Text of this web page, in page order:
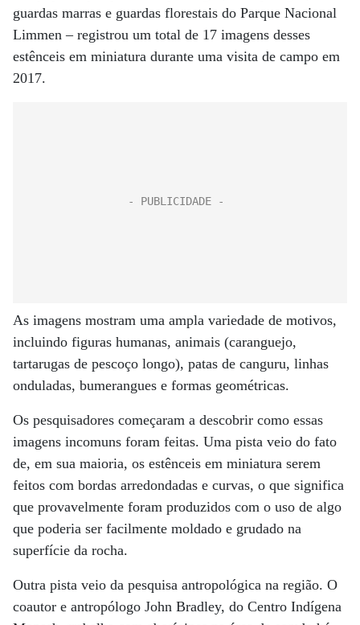
guardas marras e guardas florestais do Parque Nacional
Limmen – registrou um total de 17 imagens desses
estênceis em miniatura durante uma visita de campo em
2017.
As imagens mostram uma ampla variedade de motivos,
incluindo figuras humanas, animais (caranguejo,
tartarugas de pescoço longo), patas de canguru, linhas
onduladas, bumerangues e formas geométricas.
Os pesquisadores começaram a descobrir como essas
imagens incomuns foram feitas. Uma pista veio do fato
de, em sua maioria, os estênceis em miniatura serem
feitos com bordas arredondadas e curvas, o que significa
que provavelmente foram produzidos com o uso de algo
que poderia ser facilmente moldado e grudado na
superfície da rocha.
Outra pista veio da pesquisa antropológica na região. O
coautor e antropólogo John Bradley, do Centro Indígena